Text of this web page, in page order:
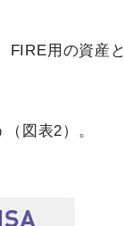
FIRE用の資産と
図表2）。